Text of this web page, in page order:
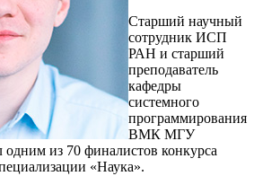
Старший научный
сотрудник ИСП
РАН и старший
преподаватель
кафедры
системного
программирования
ВМК МГУ
одним из 70 финалистов конкурса
«Наука».